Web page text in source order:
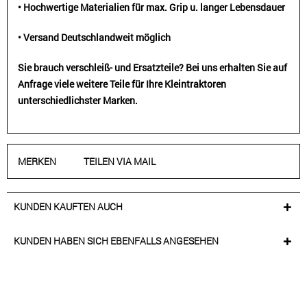
• Hochwertige Materialien für max. Grip u. langer Lebensdauer
• Versand Deutschlandweit möglich
Sie brauch verschleiß- und Ersatzteile? Bei uns erhalten Sie auf
Anfrage viele weitere Teile für Ihre Kleintraktoren
unterschiedlichster Marken.
MERKEN TEILEN VIA MAIL
KUNDEN KAUFTEN AUCH
KUNDEN HABEN SICH EBENFALLS ANGESEHEN